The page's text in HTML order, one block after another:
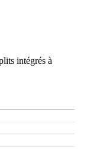
intégrés à